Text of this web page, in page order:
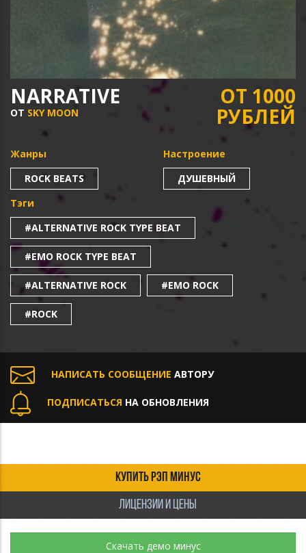
NARRATIVE
ОТ SKY MOON
ОТ 1000
РУБЛЕЙ
Жанры
ROCK BEATS
Настроение
ДУШЕВНЫЙ
Тэги
#ALTERNATIVE ROCK TYPE BEAT
#EMO ROCK TYPE BEAT
#ALTERNATIVE ROCK #EMO ROCK
#ROCK
НАПИСАТЬ СООБЩЕНИЕ АВТОРУ
ПОДПИСАТЬСЯ НА ОБНОВЛЕНИЯ
КУПИТЬ РЭП МИНУС
ЛИЦЕНЗИИ И ЦЕНЫ
Скачать демо минус